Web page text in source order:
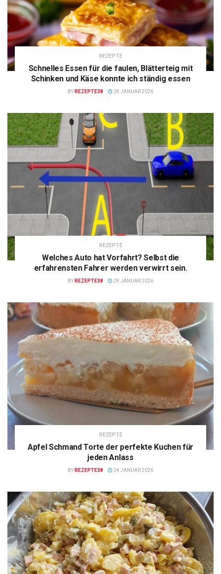
REZEPTE
Schnelles Essen für die faulen, Blätterteig mit
Schinken und Käse konnte ich ständig essen
BY REZEPTE38 28 JANUAR 2026
REZEPTE
Welches Auto hat Vorfahrt? Selbst die
erfahrensten Fahrer werden verwirrt sein.
BY REZEPTE38 28 JANUAR 2026
REZEPTE
Apfel Schmand Torte der perfekte Kuchen für
jeden Anlass
BY REZEPTE38 24 JANUAR 2026